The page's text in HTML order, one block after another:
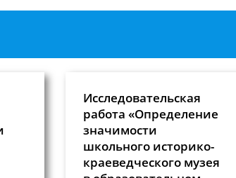
Исследовательская
работа «Определение
значимости
школьного историко-
краеведческого музея